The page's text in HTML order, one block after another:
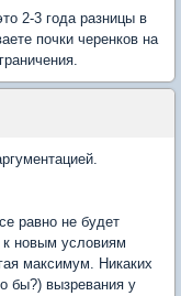
2-3 года разницы в
почки черенков на
равно не будет
к новым условиям
максимум. Никаких
бы?) вызревания у